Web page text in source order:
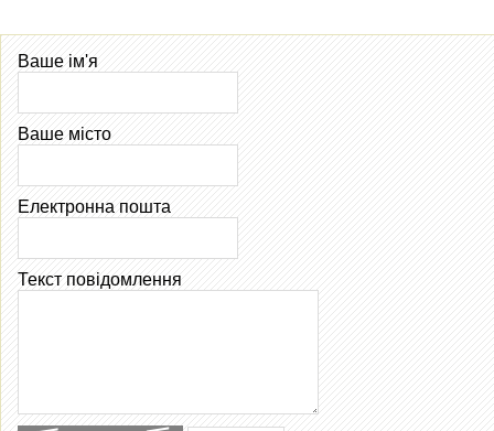
Ваше ім'я
Ваше місто
Електронна пошта
Текст повідомлення